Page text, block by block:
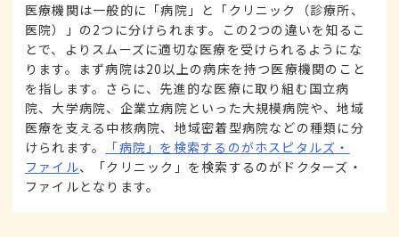
医療機関は一般的に「病院」と「クリニック（診療所、
医院）」の2つに分けられます。この2つの違いを知るこ
とで、よりスムーズに適切な医療を受けられるようにな
ります。まず病院は20以上の病床を持つ医療機関のこと
を指します。さらに、先進的な医療に取り組む国立病
院、大学病院、企業立病院といった大規模病院や、地域
医療を支える中核病院、地域密着型病院などの種類に分
けられます。
「病院」を検索するのがホスピタルズ・
ファイル、「クリニック」を検索するのがドクターズ・
ファイルとなります。